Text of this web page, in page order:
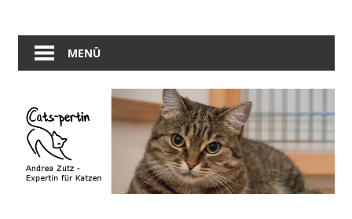
springen
Andrea
Zutz
–
Expertin
für
Katzen
Halter
MENÜ